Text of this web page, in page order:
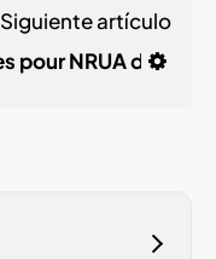
Siguiente artículo
pour NRUA dans